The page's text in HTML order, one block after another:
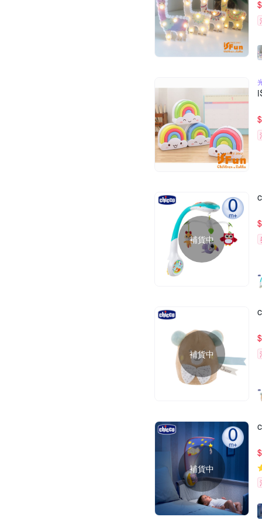
$
$
補貨中
$
補貨中
$
補貨中
$